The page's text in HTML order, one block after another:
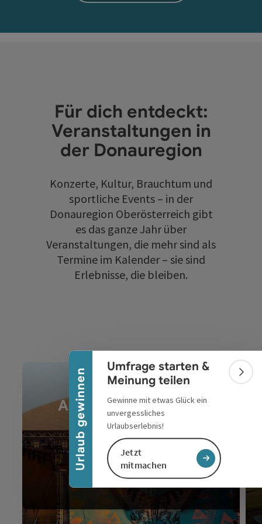
Urlaub gewinnen
Banner einklappen
Umfrage starten &
Meinung teilen
Gewinne mit etwas Glück ein
unvergessliches
Urlaubserlebnis!
Jetzt
mitmachen
Für dich entdeckt:
Veranstaltungen in
der Donauregion
Konzerte, Kultur, Brauchtum und
sportliche Events – in der
Donauregion Oberösterreich gibt
es das ganze Jahr über
Veranstaltungen, die mehr sind als
Termine im Kalender – sie sind
Erlebnisse, die bleiben.
Alle Veranstaltungen
im Überblick